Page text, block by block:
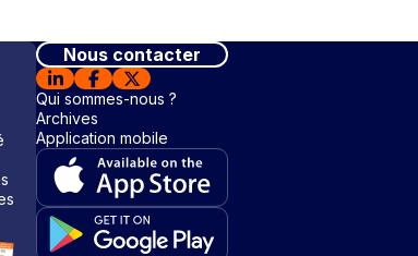
Nous contacter
Qui sommes-nous ?
Archives
Application mobile